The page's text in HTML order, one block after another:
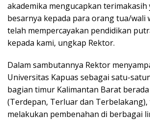
akademika mengucapkan terimakasih
besarnya kepada para orang tua/wali
telah mempercayakan pendidikan
kepada kami, ungkap Rektor.
Dalam sambutannya Rektor
Universitas Kapuas sebagai satu-
bagian timur Kalimantan Barat
(Terdepan, Terluar dan
melakukan pembenahan di berbagai